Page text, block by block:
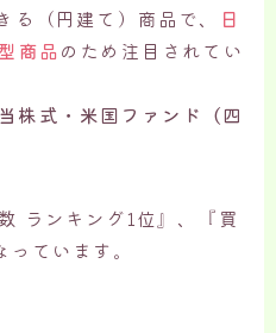
（円建て）商品で、
日
商品のため注目されてい
株式・米国ファンド（四
ランキング1位』、『買
ています。